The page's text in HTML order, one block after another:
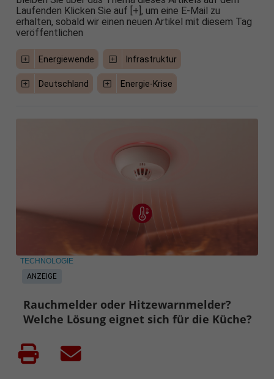
Laufenden Klicken Sie auf [+], um eine E-Mail zu
erhalten, sobald wir einen neuen Artikel mit diesem Tag
veröffentlichen
Energiewende Infrastruktur
Deutschland Energie-Krise
ANZEIGE
TECHNOLOGIE
Rauchmelder oder Hitzewarnmelder?
Welche Lösung eignet sich für die Küche?